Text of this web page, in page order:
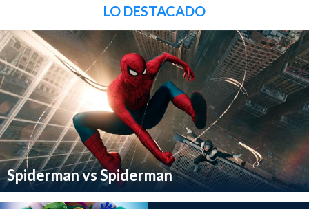
LO DESTACADO
Spiderman vs Spiderman